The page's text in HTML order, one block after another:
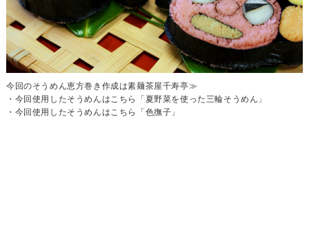
今回のそうめん恵方巻き作成は素麺茶屋千寿亭≫
・今回使用したそうめんはこちら「夏野菜を使った三輪そうめん」
・今回使用したそうめんはこちら「色撫子」